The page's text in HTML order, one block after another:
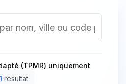
(TPMR) uniquement
résultat